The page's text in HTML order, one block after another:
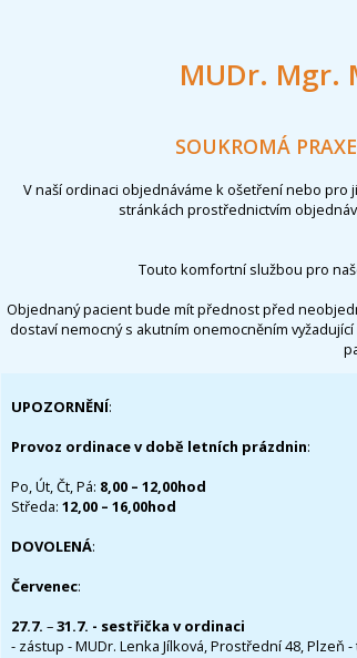
MUDr. Mgr.
SOUKROMÁ
V naší ordinaci objednáváme k ošetření nebo
stránkách prostřednictvím
Touto komfortní službou pro
Objednaný pacient bude mít přednost před
dostaví nemocný s akutním onemocněním
UPOZORNĚNÍ:
Provoz ordinace v době letních prázdnin:
Po, Út, Čt, Pá: 8,00 – 12,00hod
Středa: 12,00 – 16,00hod
DOVOLENÁ:
Červenec:
27.7. –31.7. - sestřička v ordinaci
- zástup - MUDr. Lenka Jílková, Prostřední 48, Plzeň -